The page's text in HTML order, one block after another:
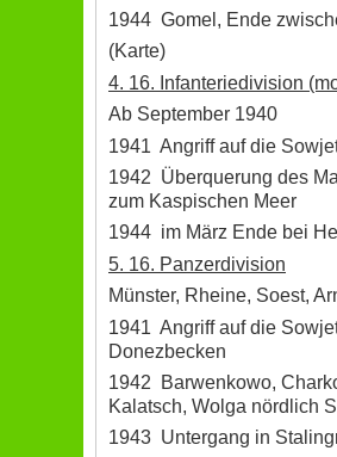
1944 Gomel, Ende
(Karte)
4. 16. Infanteriedivision
Ab September 1940
1941 Angriff auf die
1942 Überquerung des
zum Kaspischen Meer
1944 im März Ende bei
5. 16. Panzerdivision
Münster, Rheine, Soest,
1941 Angriff auf die
Donezbecken
1942 Barwenkowo,
Kalatsch, Wolga nördlich
1943 Untergang in